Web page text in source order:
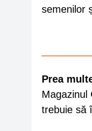
semenilor
Prea
Magazinul
trebuie să